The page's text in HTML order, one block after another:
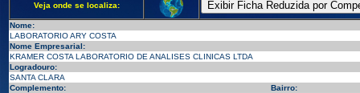
Veja onde se localiza:
Nome:
LABORATORIO ARY COSTA
Nome Empresarial:
KRAMER COSTA LABORATORIO DE ANALISES CLINICAS LTDA
Logradouro:
SANTA CLARA
Complemento:
Bairro: